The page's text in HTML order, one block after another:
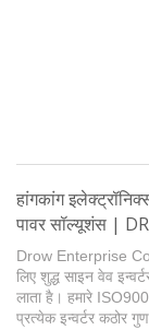
हांगकांग
पावर सॉल्यूशंस |
Drow Enterprise
लिए शुद्ध साइन वेव
लाता है। हमारे
प्रत्येक इन्वर्टर कठोर